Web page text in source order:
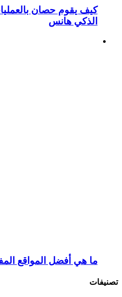
كيف يقوم حصان
الذكي هانس
ما هي أفضل المواقع
تصنيفات